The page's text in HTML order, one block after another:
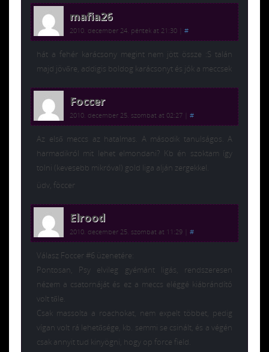
mafia26
2010. december 24. péntek at 21:30 #
hát a fehér karácsony megint nem jött össze :S talán
majd jövőre, addigis boldog karácsonyt és jók a meccsek
Foccer
2010. december 25. szombat at 02:27 #
Az első meccs az hatalmas. A második tanulságos. A
harmadikról mit lehet elmondani? Kb én szoktam így
tolni (kevesebb mikróval) gold liga alján zergekkel.
üdv, föccer
Elrood
2010. december 25. szombat at 11:29 #
Válasz Foccer #6 üzenetére:
Pontosan, Psy elvileg gyémánt ligás, rendszeresen
nézem a csatornáját és ez a meccs eléggé kiábrándító
volt tőle.
Csak massolta a roachokat, nem expelt többet, pedig
vígan volt rá lehetősége, kb. semmi se csinált, és a végén
csak annyit tud kinyögni, hogy op force field.